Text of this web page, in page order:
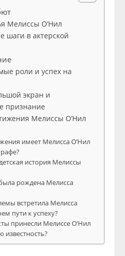
Мелиссы О’Нил
шаги в актерской
роли и успех на
экран и
признание
Мелиссы О’Нил
имеет Мелисса О’Нил
история Мелиссы
рождена Мелисса
встретила Мелисса
пути к успеху?
принесли Мелиссе О’Нил